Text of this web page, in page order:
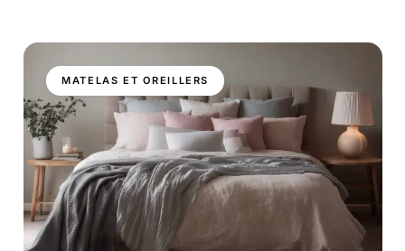
MATELAS ET OREILLERS